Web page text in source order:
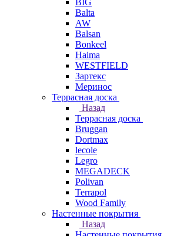
BIG
Balta
AW
Balsan
Bonkeel
Haima
WESTFIELD
Зартекс
Меринос
Террасная доска
Назад
Террасная доска
Bruggan
Dortmax
lecole
Legro
MEGADECK
Polivan
Terrapol
Wood Family
Настенные покрытия
Назад